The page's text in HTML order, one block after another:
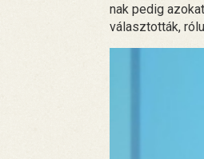
nak pedig
választották,